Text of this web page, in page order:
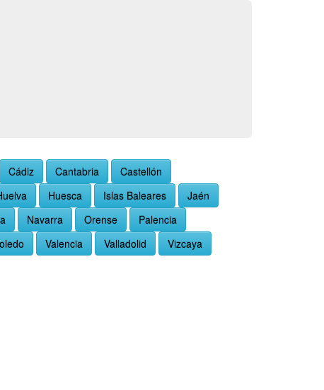
Cádiz Cantabria
Castellón
Huesca Islas Baleares
Jaén
Navarra Orense
Palencia
Valencia Valladolid
Vizcaya